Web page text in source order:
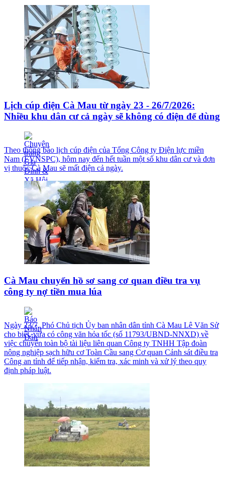
Lịch cúp điện Cà Mau từ ngày 23 - 26/7/2026:
Nhiều khu dân cư cả ngày sẽ không có điện để dùng
Theo thông báo lịch cúp điện của Tổng Công ty Điện lực miền
Nam (EVNSPC), hôm nay đến hết tuần một số khu dân cư và đơn
vị thuộc Cà Mau sẽ mất điện cả ngày.
Cà Mau chuyển hồ sơ sang cơ quan điều tra vụ
công ty nợ tiền mua lúa
Ngày 23/7, Phó Chủ tịch Ủy ban nhân dân tỉnh Cà Mau Lê Văn Sử
cho biết, vừa có công văn hỏa tốc (số 11793/UBND-NNXD) về
việc chuyển toàn bộ tài liệu liên quan Công ty TNHH Tập đoàn
nông nghiệp sạch hữu cơ Toàn Cầu sang Cơ quan Cảnh sát điều tra
Công an tỉnh để tiếp nhận, kiểm tra, xác minh và xử lý theo quy
định pháp luật.